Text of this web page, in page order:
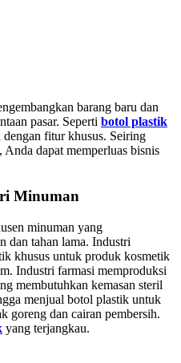
barang baru dan
pasar. Seperti botol plastik
fitur khusus. Seiring
dapat memperluas bisnis
Minuman
minuman yang
dan tahan lama. Industri
khusus untuk produk kosmetik
Industri farmasi memproduksi
membutuhkan kemasan steril
menjual botol plastik untuk
goreng dan cairan pembersih.
yang terjangkau.